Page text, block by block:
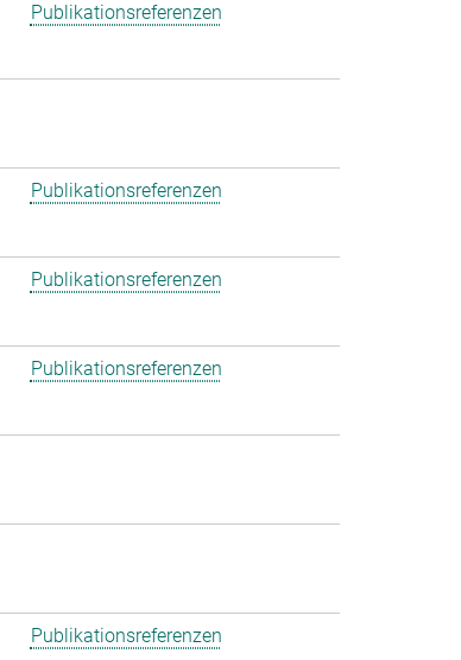
Publikationsreferenzen
Publikationsreferenzen
Publikationsreferenzen
Publikationsreferenzen
Publikationsreferenzen